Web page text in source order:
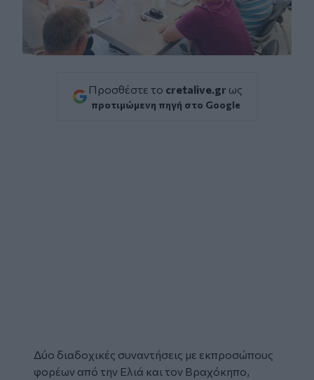
Προσθέστε το cretalive.gr ως
προτιμώμενη πηγή στο Google
Δύο διαδοχικές συναντήσεις με εκπροσώπους
φορέων από την Ελιά και τον Βραχόκηπο,